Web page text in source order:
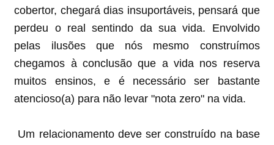
cobertor, chegará dias insuportáveis, pensará que
perdeu o real sentindo da sua vida. Envolvido
pelas ilusões que nós mesmo construímos
chegamos à conclusão que a vida nos reserva
muitos ensinos, e é necessário ser bastante
atencioso(a) para não levar "nota zero" na vida.
Um relacionamento deve ser construído na base